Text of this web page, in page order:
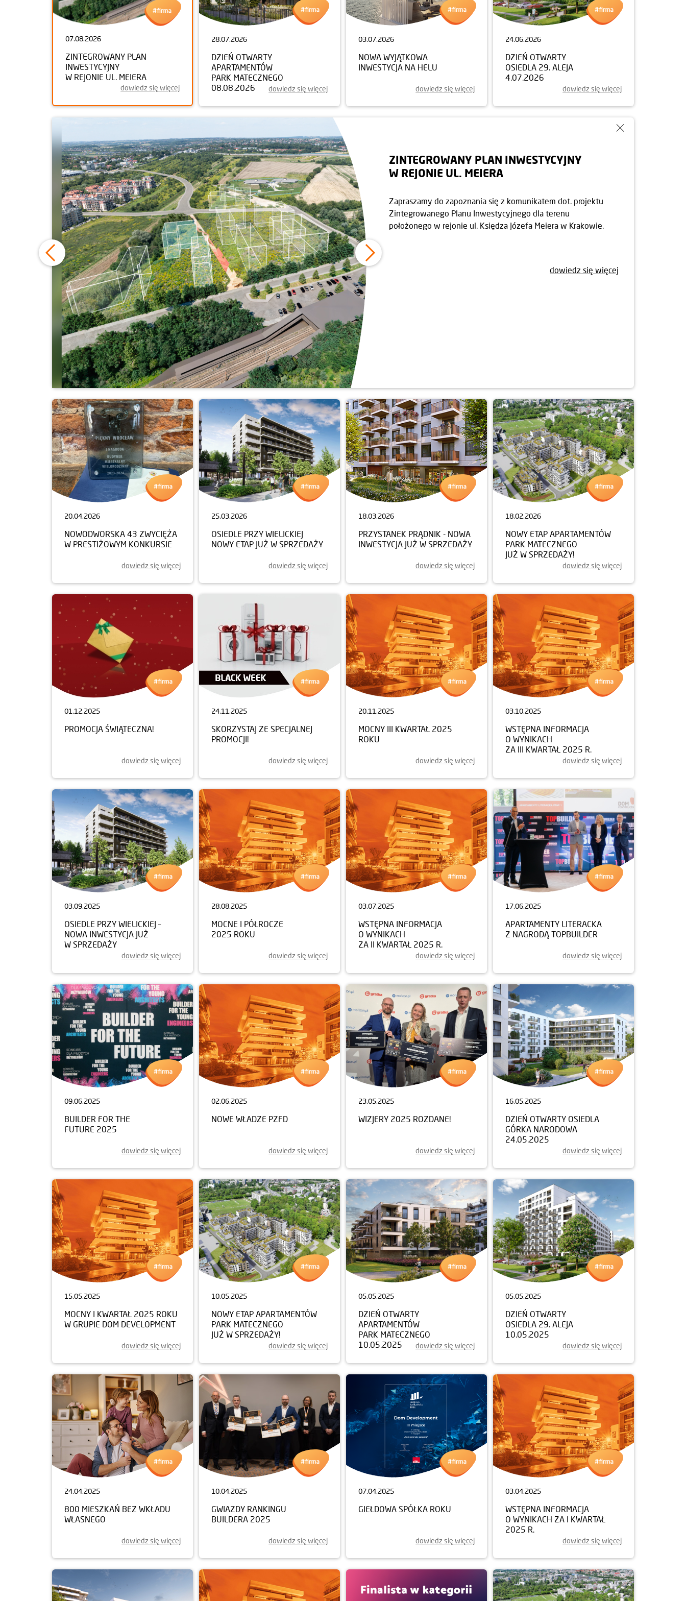
07.08.2026
ZINTEGROWANY PLAN
INWESTYCYJNY
W REJONIE UL. MEIERA
dowiedz się więcej
28.07.2026
DZIEŃ OTWARTY
APARTAMENTÓW
PARK MATECZNEGO
08.08.2026
dowiedz się więcej
03.07.2026
NOWA WYJĄTKOWA
INWESTYCJA NA HELU
dowiedz się więcej
24.06.2026
DZIEŃ OTWARTY
OSIEDLA 29. ALEJA
4.07.2026
dowiedz się więcej
ZINTEGROWANY PLAN INWESTYCYJNY
W REJONIE UL. MEIERA
Zapraszamy do zapoznania się z komunikatem dot. projektu
Zintegrowanego Planu Inwestycyjnego dla terenu
położonego w rejonie ul. Księdza Józefa Meiera w Krakowie.
dowiedz się więcej
20.04.2026
NOWODWORSKA 43 ZWYCIĘŻA
W PRESTIŻOWYM KONKURSIE
dowiedz się więcej
25.03.2026
OSIEDLE PRZY WIELICKIEJ
NOWY ETAP JUŻ W SPRZEDAŻY
dowiedz się więcej
18.03.2026
PRZYSTANEK PRĄDNIK - NOWA
INWESTYCJA JUŻ W SPRZEDAŻY
dowiedz się więcej
18.02.2026
NOWY ETAP APARTAMENTÓW
PARK MATECZNEGO
JUŻ W SPRZEDAŻY!
dowiedz się więcej
01.12.2025
PROMOCJA ŚWIĄTECZNA!
dowiedz się więcej
24.11.2025
SKORZYSTAJ ZE SPECJALNEJ
PROMOCJI!
dowiedz się więcej
20.11.2025
MOCNY III KWARTAŁ 2025
ROKU
dowiedz się więcej
03.10.2025
WSTĘPNA INFORMACJA
O WYNIKACH
ZA III KWARTAŁ 2025 R.
dowiedz się więcej
03.09.2025
OSIEDLE PRZY WIELICKIEJ –
NOWA INWESTYCJA JUŻ
W SPRZEDAŻY
dowiedz się więcej
28.08.2025
MOCNE I PÓŁROCZE
2025 ROKU
dowiedz się więcej
03.07.2025
WSTĘPNA INFORMACJA
O WYNIKACH
ZA II KWARTAŁ 2025 R.
dowiedz się więcej
17.06.2025
APARTAMENTY LITERACKA
Z NAGRODĄ TOPBUILDER
dowiedz się więcej
09.06.2025
BUILDER FOR THE
FUTURE 2025
dowiedz się więcej
02.06.2025
NOWE WŁADZE PZFD
dowiedz się więcej
23.05.2025
WIZJERY 2025 ROZDANE!
dowiedz się więcej
16.05.2025
DZIEŃ OTWARTY OSIEDLA
GÓRKA NARODOWA
24.05.2025
dowiedz się więcej
15.05.2025
MOCNY I KWARTAŁ 2025 ROKU
W GRUPIE DOM DEVELOPMENT
dowiedz się więcej
10.05.2025
NOWY ETAP APARTAMENTÓW
PARK MATECZNEGO
JUŻ W SPRZEDAŻY!
dowiedz się więcej
05.05.2025
DZIEŃ OTWARTY
APARTAMENTÓW
PARK MATECZNEGO
10.05.2025
dowiedz się więcej
05.05.2025
DZIEŃ OTWARTY
OSIEDLA 29. ALEJA
10.05.2025
dowiedz się więcej
24.04.2025
800 MIESZKAŃ BEZ WKŁADU
WŁASNEGO
dowiedz się więcej
10.04.2025
GWIAZDY RANKINGU
BUILDERA 2025
dowiedz się więcej
07.04.2025
GIEŁDOWA SPÓŁKA ROKU
dowiedz się więcej
03.04.2025
WSTĘPNA INFORMACJA
O WYNIKACH ZA I KWARTAŁ
2025 R.
dowiedz się więcej